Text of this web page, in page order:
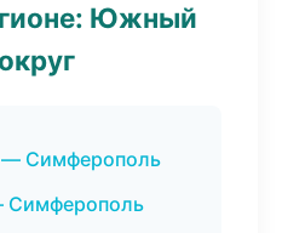
Южный
Симферополь
Симферополь